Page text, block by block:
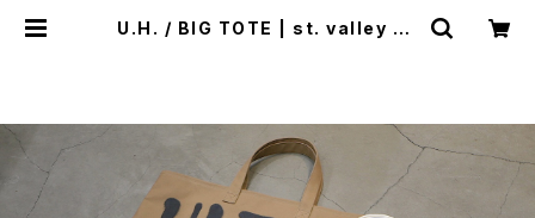
U.H. / BIG TOTE | st. valley ho